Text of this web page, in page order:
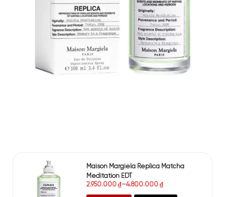
Maison Margiela Replica Matcha
Meditation EDT
2.950.000₫–4.800.000₫